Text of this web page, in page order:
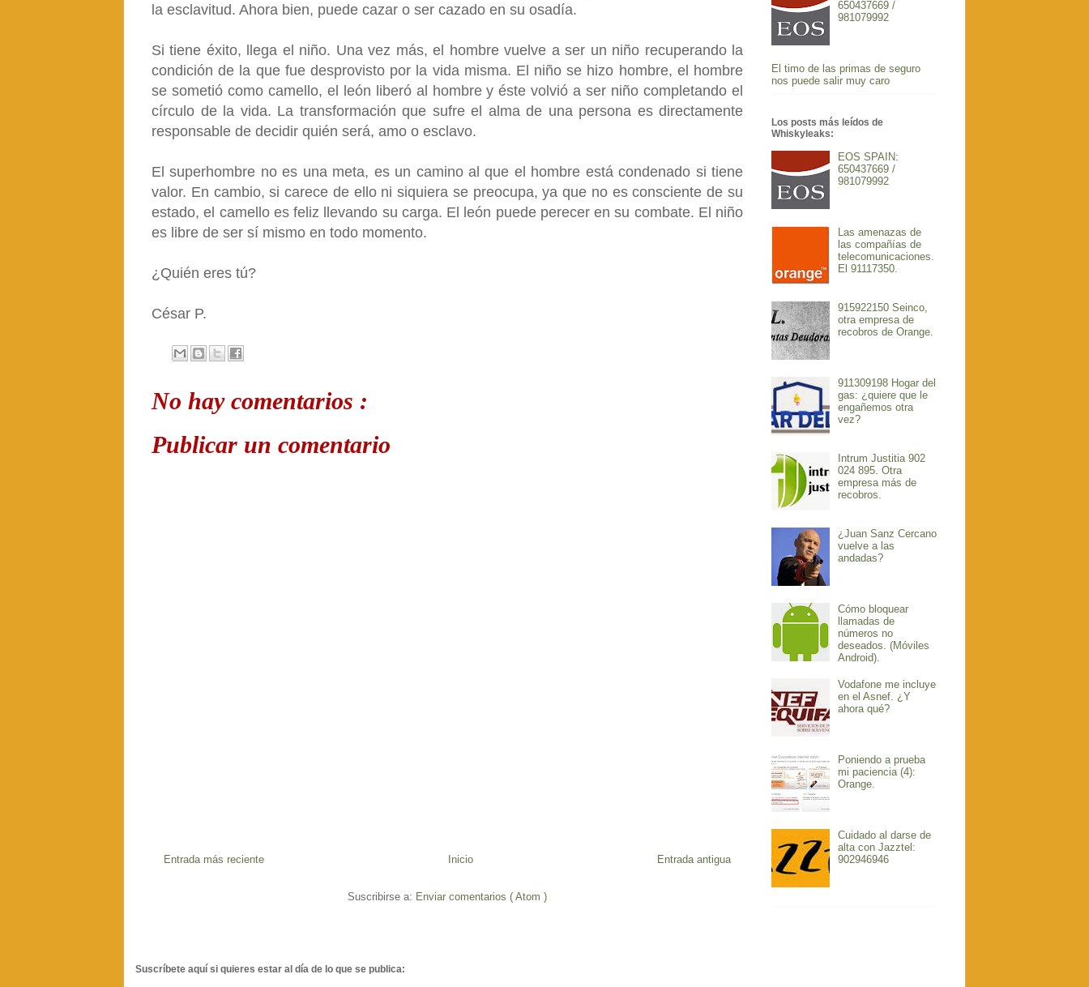
la esclavitud. Ahora bien, puede cazar o ser cazado en su osadía.
Si tiene éxito, llega el niño. Una vez más, el hombre vuelve a ser un niño recuperando la
condición de la que fue desprovisto por la vida misma. El niño se hizo hombre, el hombre
se sometió como camello, el león liberó al hombre y éste volvió a ser niño completando el
círculo de la vida. La transformación que sufre el alma de una persona es directamente
responsable de decidir quién será, amo o esclavo.
El superhombre no es una meta, es un camino al que el hombre está condenado si tiene
valor. En cambio, si carece de ello ni siquiera se preocupa, ya que no es consciente de su
estado, el camello es feliz llevando su carga. El león puede perecer en su combate. El niño
es libre de ser sí mismo en todo momento.
¿Quién eres tú?
César P.
No hay comentarios :
Publicar un comentario
Entrada más reciente Entrada antigua
Inicio
Suscribirse a: Enviar comentarios ( Atom )
650437669 /
981079992
El timo de las primas de seguro
nos puede salir muy caro
Los posts más leídos de
Whiskyleaks:
EOS SPAIN:
650437669 /
981079992
Las amenazas de
las compañías de
telecomunicaciones.
El 91117350.
915922150 Seinco,
otra empresa de
recobros de Orange.
911309198 Hogar del
gas: ¿quiere que le
engañemos otra
vez?
Intrum Justitia 902
024 895. Otra
empresa más de
recobros.
¿Juan Sanz Cercano
vuelve a las
andadas?
Cómo bloquear
llamadas de
números no
deseados. (Móviles
Android).
Vodafone me incluye
en el Asnef. ¿Y
ahora qué?
Poniendo a prueba
mi paciencia (4):
Orange.
Cuidado al darse de
alta con Jazztel:
902946946
Suscríbete aquí si quieres estar al día de lo que se publica: